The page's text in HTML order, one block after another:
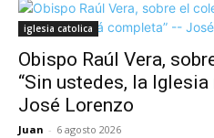
iglesia catolica
Obispo Raúl Vera,
“Sin ustedes, la
José Lorenzo
Juan - 6 agosto 2026